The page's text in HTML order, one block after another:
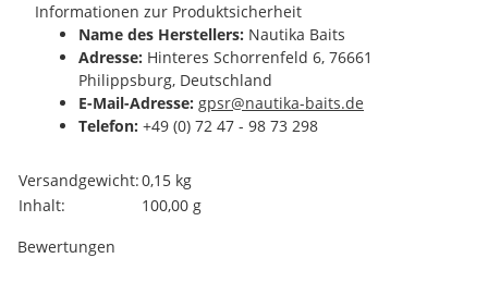
Informationen zur Produktsicherheit
Name des Herstellers: Nautika Baits
Adresse: Hinteres Schorrenfeld 6, 76661
Philippsburg, Deutschland
E-Mail-Adresse: gpsr@nautika-baits.de
Telefon: +49 (0) 72 47 - 98 73 298
Produkteigenschaft
Wert
Versandgewicht:0,15 kg
Inhalt:
100,00 g
Bewertungen